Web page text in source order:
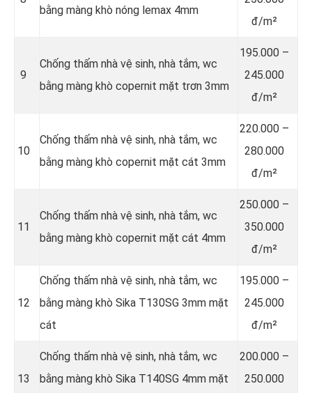
bằng màng khò nóng lemax 4mm
đ/m²
9
Chống thấm nhà vệ sinh, nhà tắm, wc
bằng màng khò copernit mặt trơn 3mm
195.000 –
245.000
đ/m²
10
Chống thấm nhà vệ sinh, nhà tắm, wc
bằng màng khò copernit mặt cát 3mm
220.000 –
280.000
đ/m²
11
Chống thấm nhà vệ sinh, nhà tắm, wc
bằng màng khò copernit mặt cát 4mm
250.000 –
350.000
đ/m²
12
Chống thấm nhà vệ sinh, nhà tắm, wc
bằng màng khò Sika T130SG 3mm mặt
cát
195.000 –
245.000
đ/m²
13
Chống thấm nhà vệ sinh, nhà tắm, wc
bằng màng khò Sika T140SG 4mm mặt
200.000 –
250.000